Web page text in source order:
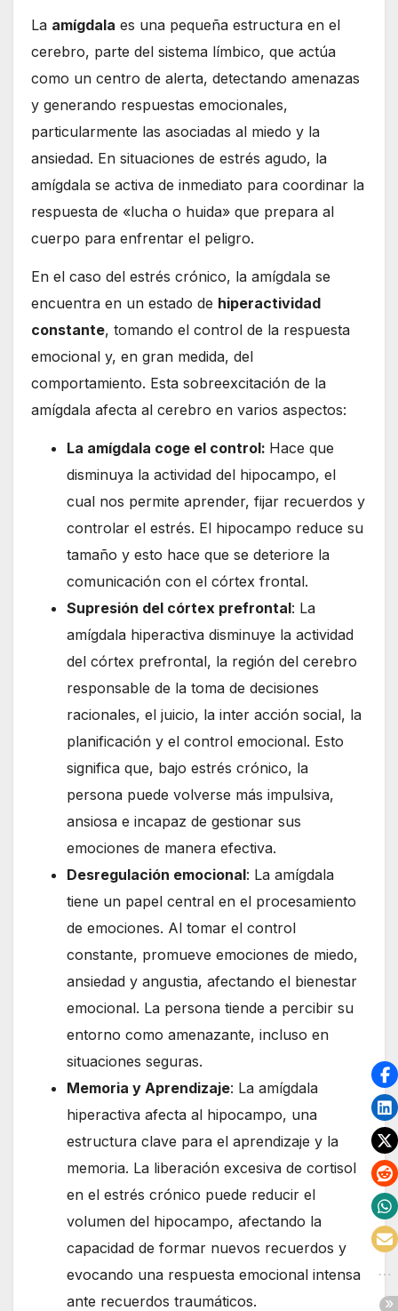
La amígdala es una pequeña estructura en el
cerebro, parte del sistema límbico, que actúa
como un centro de alerta, detectando amenazas
y generando respuestas emocionales,
particularmente las asociadas al miedo y la
ansiedad. En situaciones de estrés agudo, la
amígdala se activa de inmediato para coordinar la
respuesta de «lucha o huida» que prepara al
cuerpo para enfrentar el peligro.
En el caso del estrés crónico, la amígdala se
encuentra en un estado de hiperactividad
constante, tomando el control de la respuesta
emocional y, en gran medida, del
comportamiento. Esta sobreexcitación de la
amígdala afecta al cerebro en varios aspectos:
La amígdala coge el control: Hace que
disminuya la actividad del hipocampo, el
cual nos permite aprender, fijar recuerdos y
controlar el estrés. El hipocampo reduce su
tamaño y esto hace que se deteriore la
comunicación con el córtex frontal.
Supresión del córtex prefrontal: La
amígdala hiperactiva disminuye la actividad
del córtex prefrontal, la región del cerebro
responsable de la toma de decisiones
racionales, el juicio, la inter acción social, la
planificación y el control emocional. Esto
significa que, bajo estrés crónico, la
persona puede volverse más impulsiva,
ansiosa e incapaz de gestionar sus
emociones de manera efectiva.
Desregulación emocional: La amígdala
tiene un papel central en el procesamiento
de emociones. Al tomar el control
constante, promueve emociones de miedo,
ansiedad y angustia, afectando el bienestar
emocional. La persona tiende a percibir su
entorno como amenazante, incluso en
situaciones seguras.
Memoria y Aprendizaje: La amígdala
hiperactiva afecta al hipocampo, una
estructura clave para el aprendizaje y la
memoria. La liberación excesiva de cortisol
en el estrés crónico puede reducir el
volumen del hipocampo, afectando la
capacidad de formar nuevos recuerdos y
evocando una respuesta emocional intensa
ante recuerdos traumáticos.